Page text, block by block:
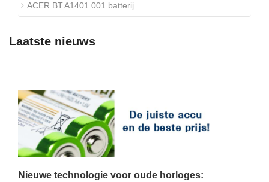
ACER BT.A1401.001 batterij
Laatste nieuws
Nieuwe technologie voor oude horloges: